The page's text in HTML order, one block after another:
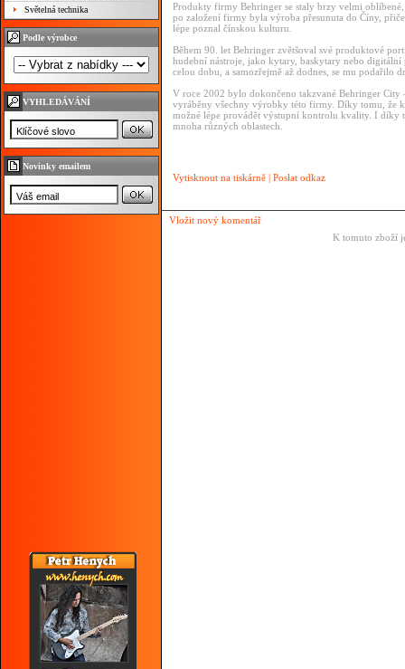
Světelná technika
Podle výrobce
VYHLEDÁVÁNÍ
Novinky emailem
Produkty firmy Behringer se staly brzy velmi
po založení firmy byla výroba přesunuta do Číny,
lépe poznal čínskou kulturu.
Během 90. let Behringer zvětšoval své produktové
hudební nástroje, jako kytary, baskytary nebo
celou dobu, a samozřejmě až dodnes, se mu
V roce 2002 bylo dokončeno takzvané Behringer
vyráběny všechny výrobky této firmy. Díky tomu, že
možné lépe provádět výstupní kontrolu kvality. I díky
mnoha různých oblastech.
Vytisknout na tiskárně | Poslat odkaz
Vložit nový komentář
K tomuto zboží